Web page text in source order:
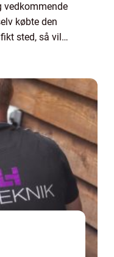
vedkommende
købte den
sted, så vil